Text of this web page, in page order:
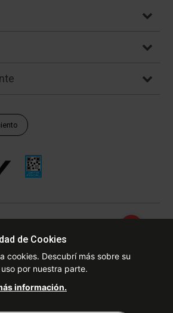
www.dexter.com.ar, TODOS LOS
Las fotos contenidas en este site, el
de Cookies
cookies. Descubrí más sobre su
por nuestra parte.
información.